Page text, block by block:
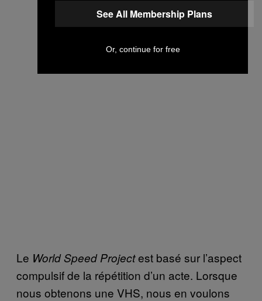
Le World Speed Projectest basé sur l’aspect
compulsif de la répétition d’un acte. Lorsque
nous obtenons une VHS, nous en voulons
See All Membership Plans
Or, continue for free